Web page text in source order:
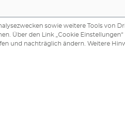
sowie weitere Tools von
Über den Link „Cookie
und nachträglich ändern. Weitere